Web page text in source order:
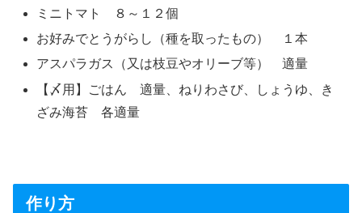
ミニトマト ８～１２個
お好みでとうがらし（種を取ったもの） １本
アスパラガス（又は枝豆やオリーブ等） 適量
【〆用】ごはん 適量、ねりわさび、しょうゆ、き
ざみ海苔 各適量
作り方